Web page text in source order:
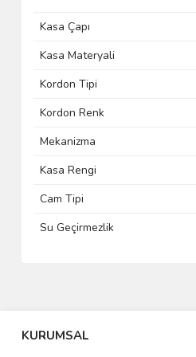
Kasa Çapı
Kasa Materyali
Kordon Tipi
Kordon Renk
Mekanizma
Kasa Rengi
Cam Tipi
Su Geçirmezlik
KURUMSAL